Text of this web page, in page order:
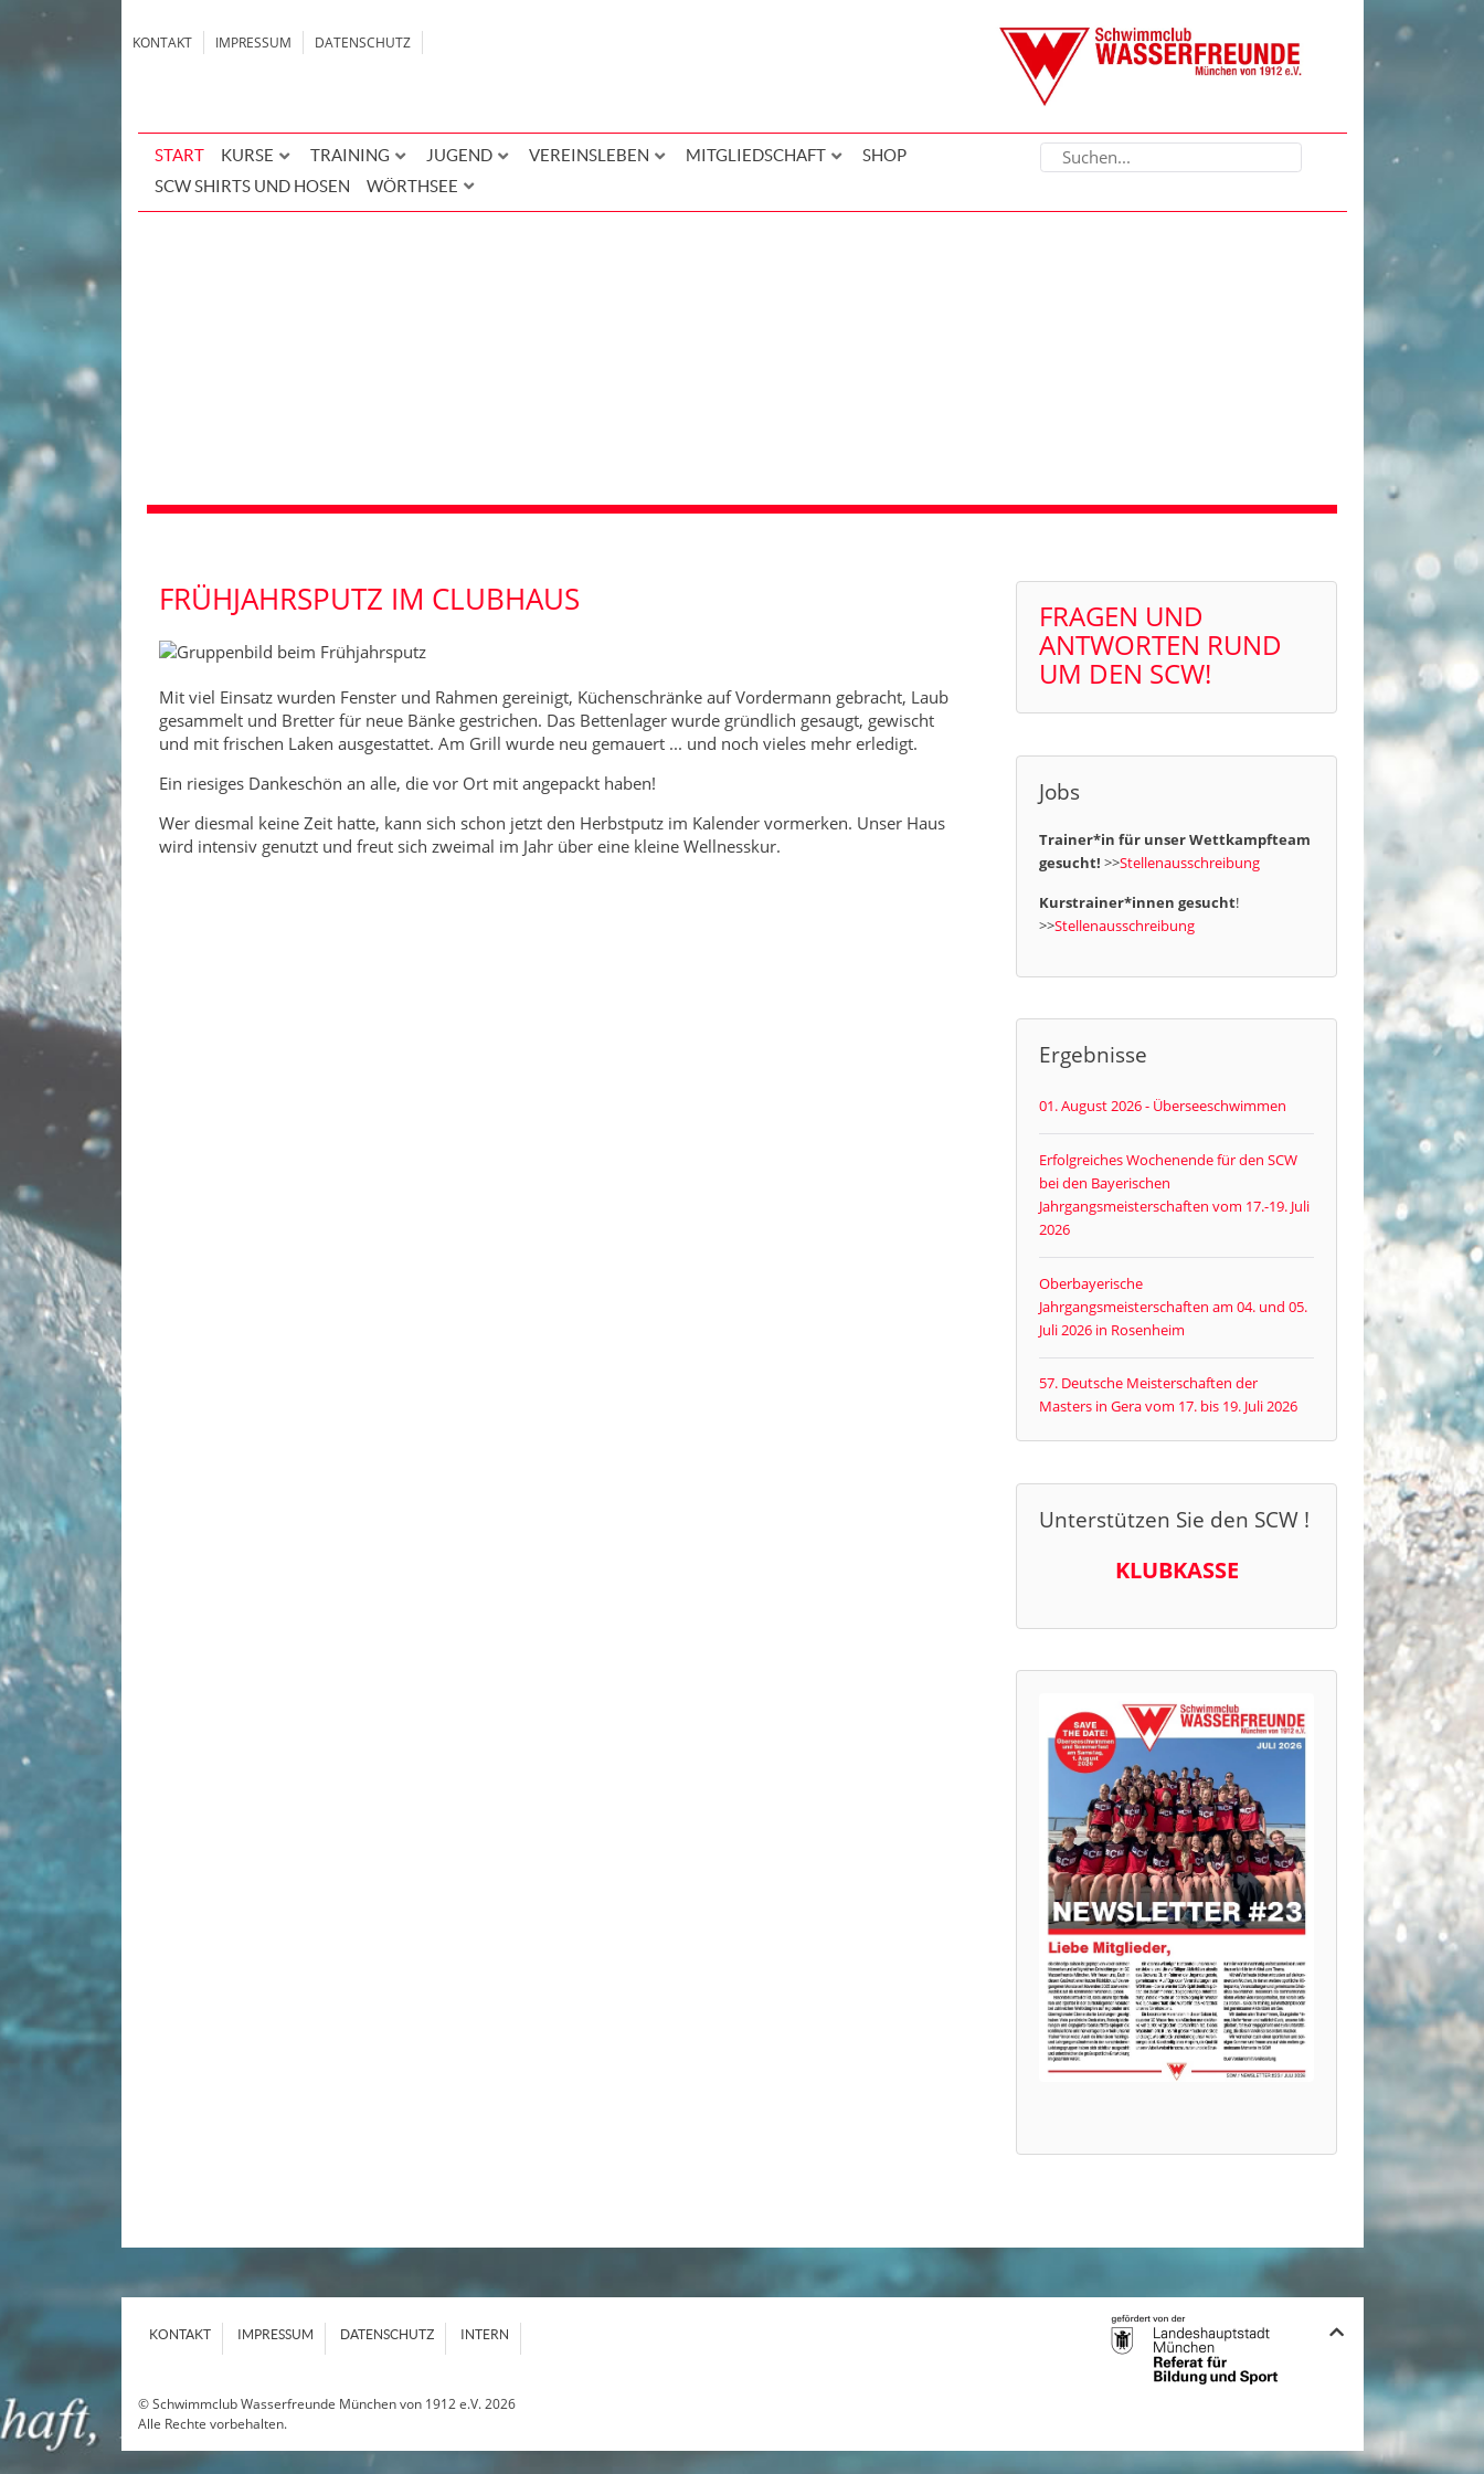
KONTAKT IMPRESSUM DATENSCHUTZ
START KURSE TRAINING JUGEND VEREINSLEBEN MITGLIEDSCHAFT
SHOP
SCW SHIRTS UND HOSEN
WÖRTHSEE
FRÜHJAHRSPUTZ IM CLUBHAUS
Mit viel Einsatz wurden Fenster und Rahmen gereinigt, Küchenschränke auf Vordermann gebracht, Laub
gesammelt und Bretter für neue Bänke gestrichen. Das Bettenlager wurde gründlich gesaugt, gewischt
und mit frischen Laken ausgestattet. Am Grill wurde neu gemauert ... und noch vieles mehr erledigt.
Ein riesiges Dankeschön an alle, die vor Ort mit angepackt haben!
Wer diesmal keine Zeit hatte, kann sich schon jetzt den Herbstputz im Kalender vormerken. Unser Haus
wird intensiv genutzt und freut sich zweimal im Jahr über eine kleine Wellnesskur.
FRAGEN UND
ANTWORTEN RUND
UM DEN SCW!
Jobs
Trainer*in für unser Wettkampfteam
gesucht! >>Stellenausschreibung
Kurstrainer*innen gesucht!
>>Stellenausschreibung
Ergebnisse
01. August 2026 - Überseeschwimmen
Erfolgreiches Wochenende für den SCW
bei den Bayerischen
Jahrgangsmeisterschaften vom 17.-19. Juli
2026
Oberbayerische
Jahrgangsmeisterschaften am 04. und 05.
Juli 2026 in Rosenheim
57. Deutsche Meisterschaften der
Masters in Gera vom 17. bis 19. Juli 2026
Unterstützen Sie den SCW !
KLUBKASSE
KONTAKT IMPRESSUM DATENSCHUTZ INTERN
© Schwimmclub Wasserfreunde München von 1912 e.V. 2026
Alle Rechte vorbehalten.